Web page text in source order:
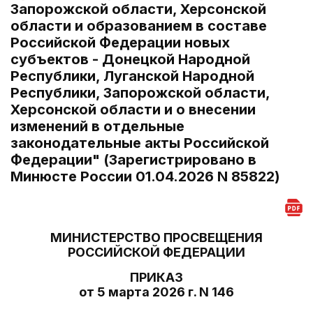
Запорожской области, Херсонской
области и образованием в составе
Российской Федерации новых
субъектов - Донецкой Народной
Республики, Луганской Народной
Республики, Запорожской области,
Херсонской области и о внесении
изменений в отдельные
законодательные акты Российской
Федерации" (Зарегистрировано в
Минюсте России 01.04.2026 N 85822)
МИНИСТЕРСТВО ПРОСВЕЩЕНИЯ
РОССИЙСКОЙ ФЕДЕРАЦИИ
ПРИКАЗ
от 5 марта 2026 г. N 146